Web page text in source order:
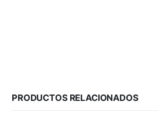
PRODUCTOS RELACIONADOS